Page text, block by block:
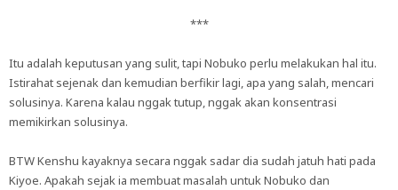
***
Itu adalah keputusan yang sulit, tapi Nobuko perlu melakukan hal itu.
Istirahat sejenak dan kemudian berfikir lagi, apa yang salah, mencari
solusinya. Karena kalau nggak tutup, nggak akan konsentrasi
memikirkan solusinya.
BTW Kenshu kayaknya secara nggak sadar dia sudah jatuh hati pada
Kiyoe. Apakah sejak ia membuat masalah untuk Nobuko dan